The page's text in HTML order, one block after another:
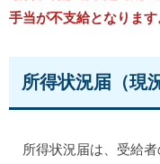
手当が不支給となります
所得状況届（現
所得状況届は、受給者